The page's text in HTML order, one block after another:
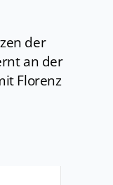
der
an der
Florenz